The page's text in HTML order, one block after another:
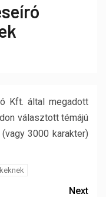
Kft. által megadott
választott témájú
3000 karakter)
Next